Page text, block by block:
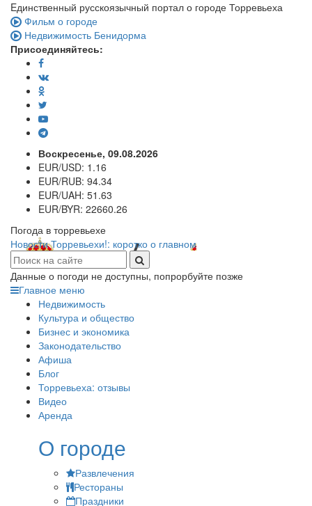
Eдинственный русскоязычный портал о городе Торревьеха
Фильм о городе
Недвижимость Бенидорма
Присоединяйтесь:
Воскресенье, 09.08.2026
EUR/USD: 1.16
EUR/RUB: 94.34
EUR/UAH: 51.63
EUR/BYR: 22660.26
Погода в торревьехе
Новости Торревьехи!: коротко о главном
Данные о погоди не доступны, попрорбуйте позже
Главное меню
Недвижимость
Культура и общество
Бизнес и экономика
Законодательство
Афиша
Блог
Торревьеха: отзывы
Видео
Аренда
О городе
Развлечения
Рестораны
Праздники